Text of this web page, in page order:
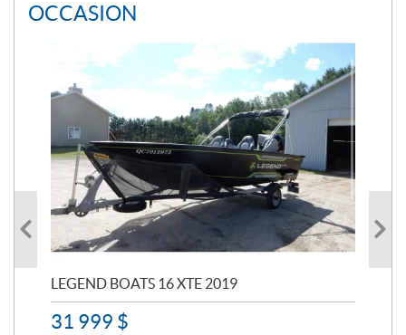
OCCASION
LEGEND BOATS 16 XTE 2019
31 999 $